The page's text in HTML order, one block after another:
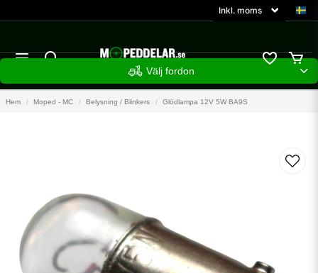
Välj fordon
Hem Moped - MC Belysning / Blinkers Glödlampa 12V 5W BA9S